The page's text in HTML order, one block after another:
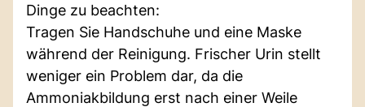
Dinge zu beachten:
Tragen Sie Handschuhe und eine Maske
während der Reinigung. Frischer Urin stellt
weniger ein Problem dar, da die
Ammoniakbildung erst nach einer Weile